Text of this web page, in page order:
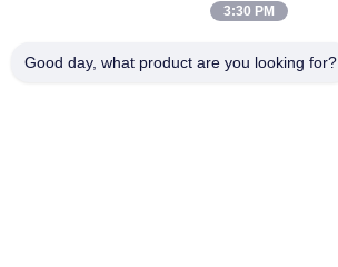
Отправьте
3:30 PM
Good day, what product are you looking for?